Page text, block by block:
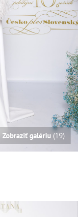
Zobraziť galériu (19)